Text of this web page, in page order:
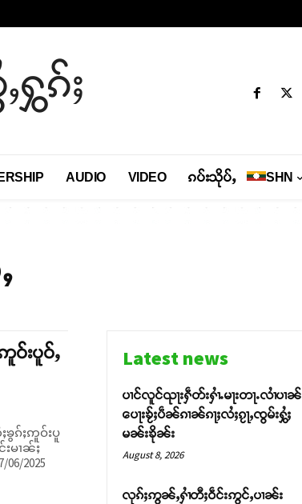
ႁွၵ်ႈ
AUDIO VIDEO ၵပ်းသိုပ်ႇ SHN
ဝ်းပူဝ်ႇ
ၶွၵ်ႈဢူဝ်းပူ
းမၢၼ်ႈ
2025
Latest news
ပၢင်လူင်ၺႃးႁဵတ်းႁၢႆႉမႃးတႃႉလၢႆပၢၼ် ​​
ပေႃးၶႂ်ႈပဵၼ်ၵၢၼ်ၵႃႈလႆႈၵႂႃႇၸွမ်းႁွႆႈ
မၼ်းၶိုၼ်း
August 8, 2026
လုၵ်ႈဢွၼ်ႇႁၢႆတီႈဝဵင်းဢွင်ႇပၢၼ်း